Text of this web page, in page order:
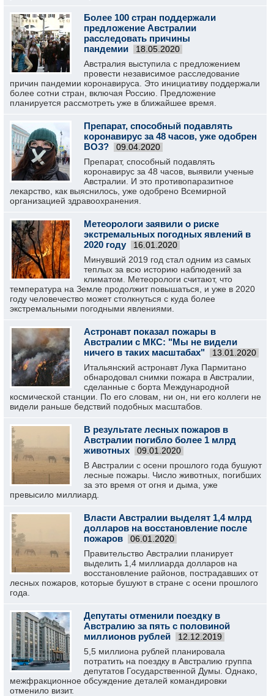
Более 100 стран поддержали
предложение Австралии
расследовать причины
пандемии
18.05.2020
Австралия выступила с предложением
провести независимое расследование
причин пандемии коронавируса. Это инициативу поддержали
более сотни стран, включая Россию. Предложение
планируется рассмотреть уже в ближайшее время.
Препарат, способный подавлять
коронавирус за 48 часов, уже одобрен
ВОЗ?
09.04.2020
Препарат, способный подавлять
коронавирус за 48 часов, выявили ученые
Австралии. И это противопаразитное
лекарство, как выяснилось, уже одобрено Всемирной
организацией здравоохранения.
Метеорологи заявили о риске
экстремальных погодных явлений в
2020 году
16.01.2020
Минувший 2019 год стал одним из самых
теплых за всю историю наблюдений за
климатом. Метеорологи считают, что
температура на Земле продолжит повышаться, и уже в 2020
году человечество может столкнуться с куда более
экстремальными погодными явлениями.
Астронавт показал пожары в
Австралии с МКС: "Мы не видели
ничего в таких масштабах"
13.01.2020
Итальянский астронавт Лука Пармитано
обнародовал снимки пожара в Австралии,
сделанные с борта Международной
космической станции. По его словам, ни он, ни его коллеги не
видели раньше бедствий подобных масштабов.
В результате лесных пожаров в
Австралии погибло более 1 млрд
животных
09.01.2020
В Австралии с осени прошлого года бушуют
лесные пожары. Число животных, погибших
за это время от огня и дыма, уже
превысило миллиард.
Власти Австралии выделят 1,4 млрд
долларов на восстановление после
пожаров
06.01.2020
Правительство Австралии планирует
выделить 1,4 миллиарда долларов на
восстановление районов, пострадавших от
лесных пожаров, которые бушуют в стране с осени прошлого
года.
Депутаты отменили поездку в
Австралию за пять с половиной
миллионов рублей
12.12.2019
5,5 миллиона рублей планировала
потратить на поездку в Австралию группа
депутатов Государственной Думы. Однако,
межфракционное обсуждение деталей командировки
отменило визит.